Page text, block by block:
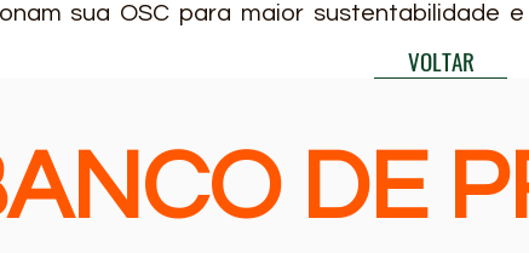
sua OSC para maior sustentabilidade
VOLTAR
DE